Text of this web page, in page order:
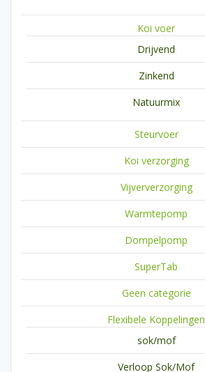
Koi voer
Drijvend
Zinkend
Natuurmix
Steurvoer
Koi verzorging
Vijververzorging
Warmtepomp
Dompelpomp
SuperTab
Geen categorie
Flexibele Koppelingen
sok/mof
Verloop Sok/Mof